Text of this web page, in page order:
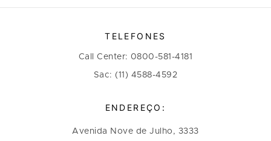
TELEFONES
Call Center: 0800-581-4181
Sac: (11) 4588-4592
ENDEREÇO:
Avenida Nove de Julho, 3333